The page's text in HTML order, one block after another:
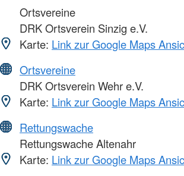
Ortsvereine
DRK Ortsverein Sinzig e.V.
Karte: Link zur Google Maps
Ortsvereine
DRK Ortsverein Wehr e.V.
Karte: Link zur Google Maps
Rettungswache
Rettungswache Altenahr
Karte: Link zur Google Maps